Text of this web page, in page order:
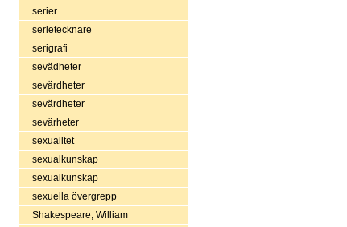
serier
serietecknare
serigrafi
sevädheter
sevärdheter
sevärdheter
sevärheter
sexualitet
sexualkunskap
sexualkunskap
sexuella övergrepp
Shakespeare, William